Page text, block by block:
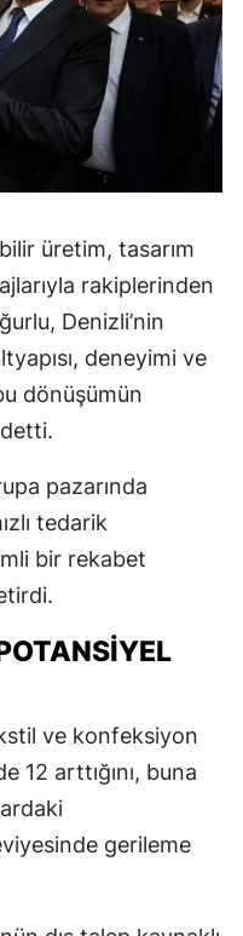
üretim, tasarım
rakiplerinden
Denizli’nin
deneyimi ve
dönüşümün
pazarında
tedarik
bir rekabet
ve konfeksiyon
12 arttığını, buna
gerileme